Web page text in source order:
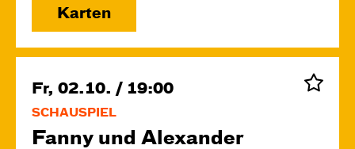
Karten
Fr, 02.10. / 19:00
SCHAUSPIEL
Fanny und Alexander